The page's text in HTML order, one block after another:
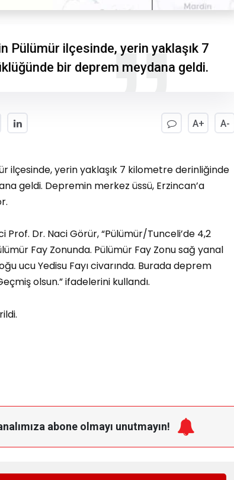
Pülümür ilçesinde, yerin yaklaşık 7
bir deprem meydana geldi.
A+ A-
ilçesinde, yerin yaklaşık 7 kilometre derinliğinde
geldi. Depremin merkez üssü, Erzincan’a
Dr. Naci Görür, “Pülümür/Tunceli’de 4,2
Fay Zonunda. Pülümür Fay Zonu sağ yanal
ucu Yedisu Fayı civarında. Burada deprem
olsun.” ifadelerini kullandı.
abone olmayı unutmayın!